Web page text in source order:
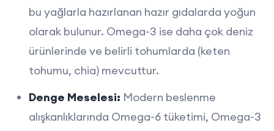
bu yağlarla hazırlanan hazır gıdalarda yoğun
olarak bulunur. Omega-3 ise daha çok deniz
ürünlerinde ve belirli tohumlarda (keten
tohumu, chia) mevcuttur.
Denge Meselesi: Modern beslenme
alışkanlıklarında Omega-6 tüketimi, Omega-3